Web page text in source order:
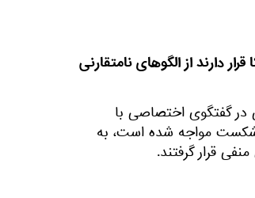
دارند از الگوهای نامتقارنی
در گفتگوی اختصاصی با
شکست مواجه شده است، به
قرار گرفتند.